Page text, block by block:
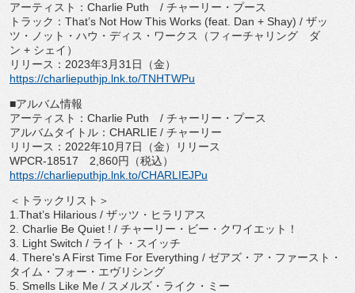
アーティスト： Charlie Puth / チャーリー・プース
トラック： That’s Not How This Works (feat. Dan + Shay) / ザッ
ツ・ノット・ハウ・ディス・ワークス（フィーチャリング ダ
ン + シェイ）
リリース： 2023年3 月31 日（金）
https://charlieputhjp.lnk.to/TNHTWPu
■アルバム情報
アーティスト： Charlie Puth / チャーリー・プース
アルバムタイトル： CHARLIE / チャーリー
リリース： 2022年10月7日（金）リリース
WPCR-18517
2,860円（税込）
https://charlieputhjp.lnk.to/CHARLIEJPu
＜トラックリスト＞
1.That’s Hilarious / ザッツ・ヒラリアス
2. Charlie Be Quiet ! / チャーリー・ビー・クワイエット！
3. Light Switch / ライト・スイッチ
4. There's A First Time For Everything / ゼアズ・ア・ファースト・
タイム・フォー・エヴリシング
5. Smells Like Me / スメルズ・ライク・ミー